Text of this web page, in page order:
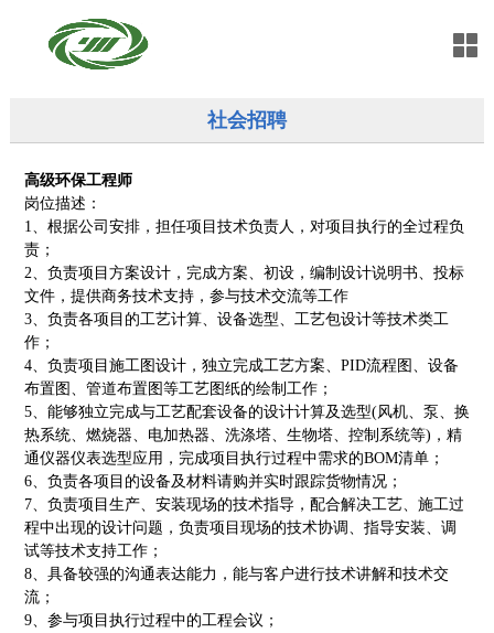
社会招聘
高级环保工程师
岗位描述：
1
根据公司安排，担任项目技术负责人，对项目执行的全过程负
责；
2
负责项目方案设计，完成方案、初设，编制设计说明书、投标
文件，提供商务技术支持，参与技术交流等工作
3、 负责各项目的工艺计算、设备选型、工艺包设计等技术类工
作；
4、 负责项目施工图设计，独立完成工艺方案、 PID流程图、设备
布置图、管道布置图等工艺图纸的绘制工作；
5、 能够独立完成与工艺配套设备的设计计算及选型(风机、泵、换
热系统、燃烧器、电加热器、洗涤塔、生物塔、控制系统等) ，精
通仪器仪表选型应用，完成项目执行过程中需求的BOM清单；
6、 负责各项目的设备及材料请购并实时跟踪货物情况；
7、 负责项目生产、安装现场的技术指导，配合解决工艺、施工过
程中出现的设计问题，负责项目现场的技术协调、指导安装、调
试等技术支持工作；
8、 具备较强的沟通表达能力，能与客户进行技术讲解和技术交
流；
9、 参与项目执行过程中的工程会议；